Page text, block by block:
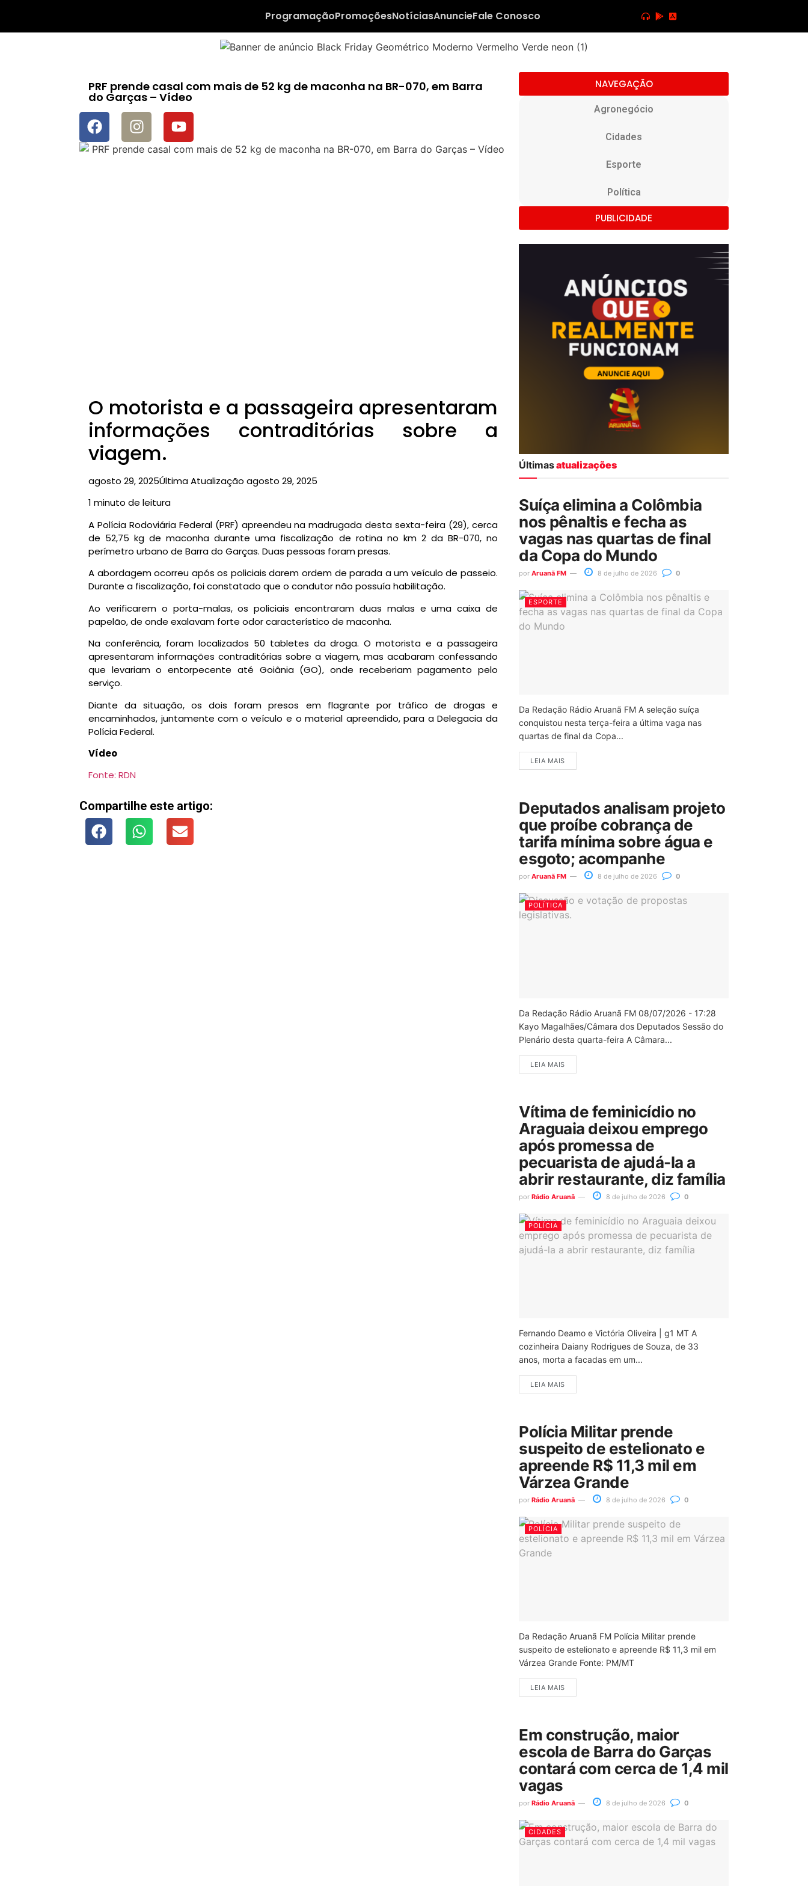
ProgramaçãoPromoçõesNotíciasAnuncieFale Conosco
PRF prende casal com mais de 52 kg de maconha na BR-070, em Barra
do Garças – Vídeo
O motorista e a passageira apresentaram
informações contraditórias sobre a
viagem.
agosto 29, 2025Última Atualização agosto 29, 2025
1 minuto de leitura
A Polícia Rodoviária Federal (PRF) apreendeu na madrugada desta sexta-feira (29), cerca
de 52,75 kg de maconha durante uma fiscalização de rotina no km 2 da BR-070, no
perímetro urbano de Barra do Garças. Duas pessoas foram presas.
A abordagem ocorreu após os policiais darem ordem de parada a um veículo de passeio.
Durante a fiscalização, foi constatado que o condutor não possuía habilitação.
Ao verificarem o porta-malas, os policiais encontraram duas malas e uma caixa de
papelão, de onde exalavam forte odor característico de maconha.
Na conferência, foram localizados 50 tabletes da droga. O motorista e a passageira
apresentaram informações contraditórias sobre a viagem, mas acabaram confessando
que levariam o entorpecente até Goiânia (GO), onde receberiam pagamento pelo
serviço.
Diante da situação, os dois foram presos em flagrante por tráfico de drogas e
encaminhados, juntamente com o veículo e o material apreendido, para a Delegacia da
Polícia Federal.
Vídeo
Fonte: RDN
Compartilhe este artigo:
NAVEGAÇÃO
Agronegócio
Cidades
Esporte
Política
PUBLICIDADE
Últimasatualizações
Suíça elimina a Colômbia
nos pênaltis e fecha as
vagas nas quartas de final
da Copa do Mundo
por Aruanã FM 8 de julho de 2026 0
ESPORTE
Da Redação Rádio Aruanã FM A seleção suíça
conquistou nesta terça-feira a última vaga nas
quartas de final da Copa...
LEIA MAIS
Deputados analisam projeto
que proíbe cobrança de
tarifa mínima sobre água e
esgoto; acompanhe
por Aruanã FM 8 de julho de 2026 0
POLÍTICA
Da Redação Rádio Aruanã FM 08/07/2026 - 17:28
Kayo Magalhães/Câmara dos Deputados Sessão do
Plenário desta quarta-feira A Câmara...
LEIA MAIS
Vítima de feminicídio no
Araguaia deixou emprego
após promessa de
pecuarista de ajudá-la a
abrir restaurante, diz família
por Rádio Aruanã 8 de julho de 2026 0
POLÍCIA
Fernando Deamo e Victória Oliveira | g1 MT A
cozinheira Daiany Rodrigues de Souza, de 33
anos, morta a facadas em um...
LEIA MAIS
Polícia Militar prende
suspeito de estelionato e
apreende R$ 11,3 mil em
Várzea Grande
por Rádio Aruanã 8 de julho de 2026 0
POLÍCIA
Da Redação Aruanã FM Polícia Militar prende
suspeito de estelionato e apreende R$ 11,3 mil em
Várzea Grande Fonte: PM/MT
LEIA MAIS
Em construção, maior
escola de Barra do Garças
contará com cerca de 1,4 mil
vagas
por Rádio Aruanã 8 de julho de 2026 0
CIDADES